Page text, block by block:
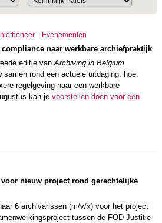
- Evenementen
naar werkbare archiefpraktijk
editie vanArchiving in Belgium
samen rond een actuele uitdaging: hoe
regelgeving naar een werkbare
kan je voorstellen doen voor een
nieuw project rond gerechtelijke
6 archivarissen (m/v/x) voor het project
tussen de FOD Justitie